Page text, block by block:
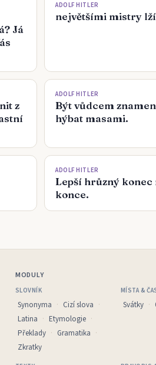
Já
ADOLF HITLER
největšími mistry lží
z
ADOLF HITLER
Být vůdcem
hýbat masami.
ADOLF HITLER
Lepší hrůzný konec
konce.
MODULY
SLOVNÍK
Synonyma
Cizí slova
Latina
Etymologie
Překlady
Gramatika
Zkratky
MÍSTA &
Svátky